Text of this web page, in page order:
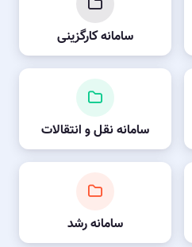
سامانه کارگزینی
سامانه نقل و انتقالات
سامانه رشد